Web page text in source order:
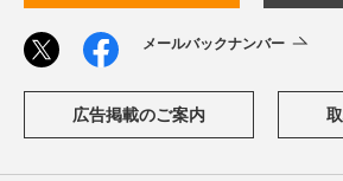
メールバックナンバー
広告掲載のご案内